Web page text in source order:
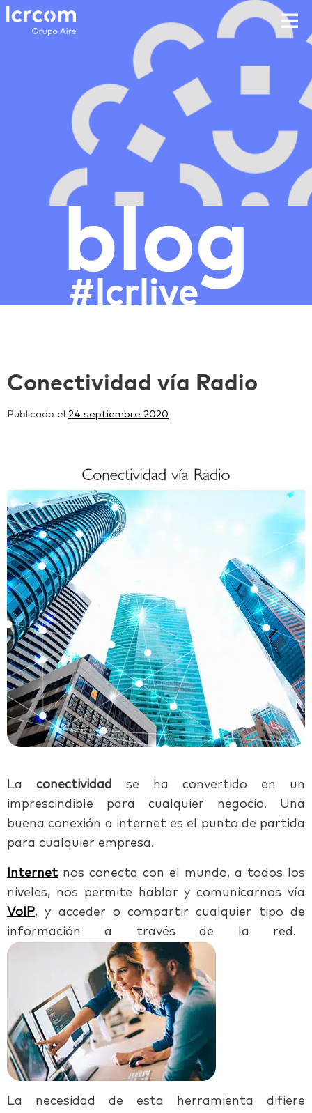
Conectividad vía Radio
Publicado el 24 septiembre 2020
La conectividad
se ha convertido en un
imprescindible para cualquier negocio. Una
buena conexión a internet es el punto de partida
para cualquier empresa.
Internetnos conecta con el mundo, a todos los
niveles, nos permite hablar y comunicarnos vía
VoIP, y acceder o compartir cualquier tipo de
información a través de la red.
La necesidad de esta herramienta difiere